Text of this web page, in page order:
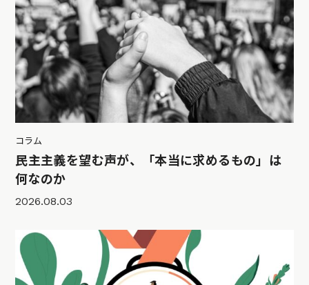
コラム
民主主義を望む声が、「本当に求めるもの」は
何なのか
2026.08.03